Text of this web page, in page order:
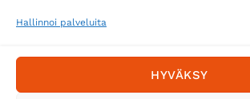
Hallinnoi palveluita
HYVÄKSY